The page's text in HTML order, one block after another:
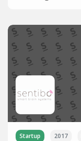
Startup 2017